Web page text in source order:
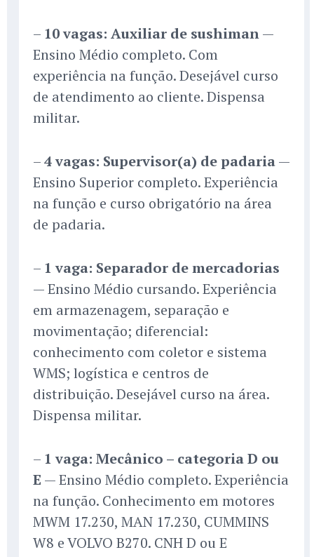
– 10 vagas: Auxiliar de sushiman—
Ensino Médio completo. Com
experiência na função. Desejável curso
de atendimento ao cliente. Dispensa
militar.
–4 vagas: Supervisor(a) de padaria—
Ensino Superior completo. Experiência
na função e curso obrigatório na área
de padaria.
– 1 vaga: Separador de mercadorias
— Ensino Médio cursando. Experiência
em armazenagem, separação e
movimentação; diferencial:
conhecimento com coletor e sistema
WMS; logística e centros de
distribuição. Desejável curso na área.
Dispensa militar.
– 1 vaga: Mecânico – categoria D ou
E — Ensino Médio completo. Experiência
na função. Conhecimento em motores
MWM 17.230, MAN 17.230, CUMMINS
W8 e VOLVO B270. CNH D ou E